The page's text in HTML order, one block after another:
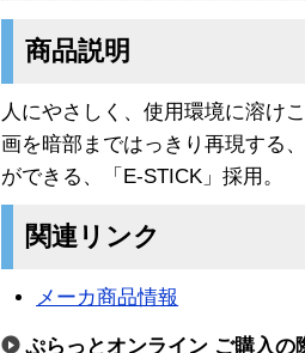
商品説明
人にやさしく、使用環境に溶け
画を暗部まではっきり再現する
ができる、「E-STICK」採用。
関連リンク
メーカ商品情報
ぷらっとオンライン ご購入の